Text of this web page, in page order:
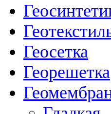
Геосетка
Георешетка